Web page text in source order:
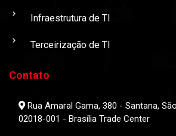
Infraestrutura de TI
Terceirização de TI
Contato
Rua Amaral Gama, 380 - Santana,
02018-001 - Brasília Trade Center